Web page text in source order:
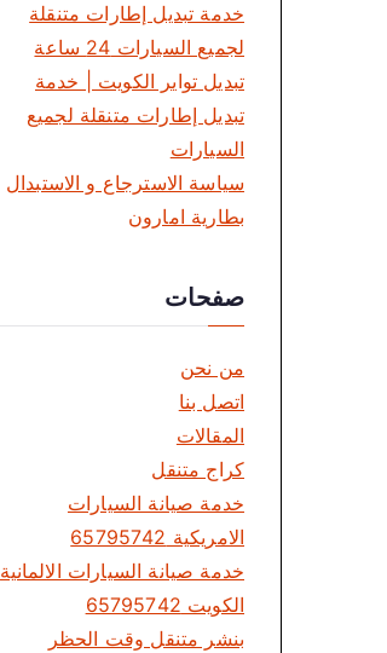
خدمة تبديل إطارات متنقلة
لجميع السيارات 24 ساعة
تبديل تواير الكويت | خدمة
تبديل إطارات متنقلة لجميع
السيارات
سياسة الاسترجاع و الاستبدال
بطارية امارون
صفحات
من نحن
اتصل بنا
المقالات
كراج متنقل
خدمة صيانة السيارات
الامريكية 65795742
خدمة صيانة السيارات الالمانية
الكويت 65795742
بنشر متنقل وقت الحظر